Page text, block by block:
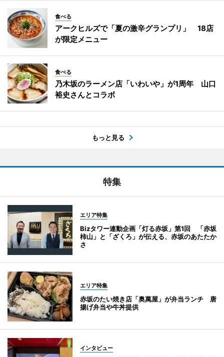
食べる
アークヒルズで「夏の激辛グランプリ」 18店
が限定メニュー
食べる
乃木坂のラーメン店「いわいや」が1周年 山口
裕史さんとコラボ
もっと見る
特集
エリア特集
Bizタワー連動企画「灯る赤坂」第1回 「赤坂
柿山」と「ざくろ」が伝える、赤坂のあたたか
さ
エリア特集
赤坂のたい焼き店「奥萬屋」が弁当ランチ 唐
揚げ弁当や牛丼提供
インタビュー